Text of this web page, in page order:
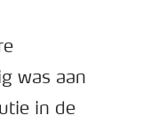
was aan
in de